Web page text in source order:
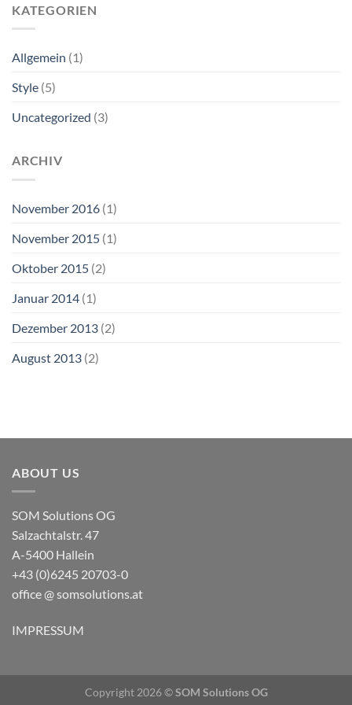
KATEGORIEN
Allgemein (1)
Style (5)
Uncategorized (3)
ARCHIV
November 2016 (1)
November 2015 (1)
Oktober 2015 (2)
Januar 2014 (1)
Dezember 2013 (2)
August 2013 (2)
ABOUT US
SOM Solutions OG
Salzachtalstr. 47
A-5400 Hallein
+43 (0)6245 20703-0
office @ somsolutions.at
IMPRESSUM
Copyright 2026 ©SOM Solutions OG